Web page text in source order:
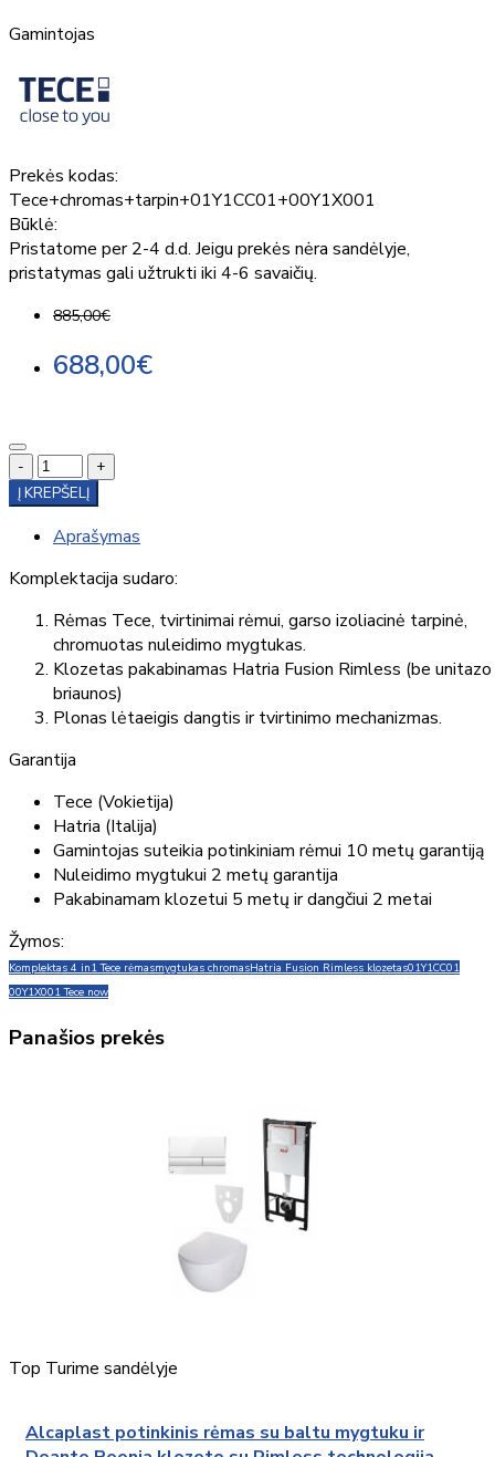
Gamintojas
Prekės kodas:
Tece+chromas+tarpin+01Y1CC01+00Y1X001
Būklė:
Pristatome per 2-4 d.d. Jeigu prekės nėra sandėlyje,
pristatymas gali užtrukti iki 4-6 savaičių.
885,00€
688,00€
-
+
Į KREPŠELĮ
Aprašymas
Komplektacija sudaro:
Rėmas Tece, tvirtinimai rėmui, garso izoliacinė tarpinė,
chromuotas nuleidimo mygtukas.
Klozetas pakabinamas Hatria Fusion Rimless (be unitazo
briaunos)
Plonas lėtaeigis dangtis ir tvirtinimo mechanizmas.
Garantija
Tece (Vokietija)
Hatria (Italija)
Gamintojas suteikia potinkiniam rėmui 10 metų garantiją
Nuleidimo mygtukui 2 metų garantija
Pakabinamam klozetui 5 metų ir dangčiui 2 metai
Žymos:
Komplektas 4 in1 Tece rėmasmygtukas chromasHatria Fusion Rimless klozetas01Y1CC01
00Y1X001 Tece now
Panašios prekės
Top Turime sandėlyje
Alcaplast potinkinis rėmas su baltu mygtuku ir